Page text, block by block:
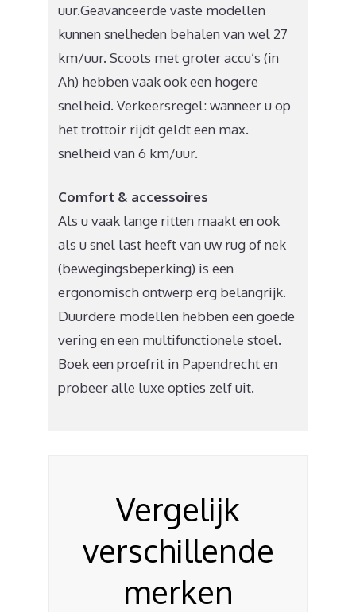
uur.Geavanceerde vaste modellen
kunnen snelheden behalen van wel 27
km/uur. Scoots met groter accu’s (in
Ah) hebben vaak ook een hogere
snelheid. Verkeersregel: wanneer u op
het trottoir rijdt geldt een max.
snelheid van 6 km/uur.
Comfort & accessoires
Als u vaak lange ritten maakt en ook
als u snel last heeft van uw rug of nek
(bewegingsbeperking) is een
ergonomisch ontwerp erg belangrijk.
Duurdere modellen hebben een goede
vering en een multifunctionele stoel.
Boek een proefrit in Papendrecht en
probeer alle luxe opties zelf uit.
Vergelijk
verschillende
merken